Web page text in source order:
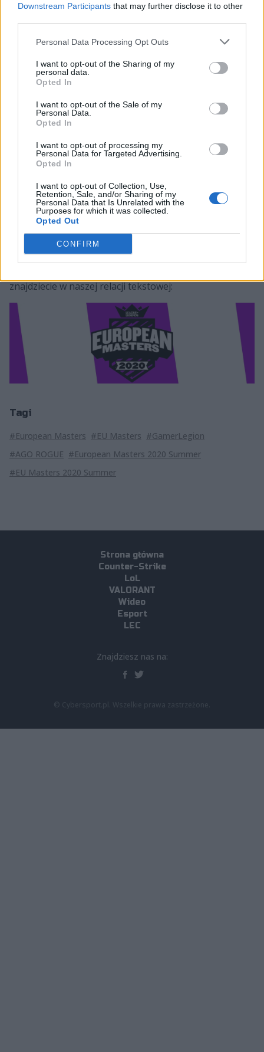
Downstream Participants that may further disclose it to other
Personal Data Processing Opt Outs
I want to opt-out of the Sharing of my
personal data.
Opted In
I want to opt-out of the Sale of my
Personal Data.
Opted In
I want to opt-out of processing my
Personal Data for Targeted Advertising.
Opted In
I want to opt-out of Collection, Use,
Retention, Sale, and/or Sharing of my
Personal Data that Is Unrelated with the
Purposes for which it was collected.
Opted Out
CONFIRM
Wykorzystując potencjał Ziggsa oraz zdobytego
Herolda GamerLegion zniszczyło w przeciągu niespełna
pół minuty wszystkie trzy wieże na górnej linii. Na
szczęście ekipy z Ultraligi wygrała ona kolejny
teamfight i pod nieobecność wrogów zgarnęła Barona.
To pozwoliło RGO przejąć inicjatywę i rozpocząć
się otwarciem drogi do bazy, to wysunęło ekipę z Polski
na dość solidne prowadzenie. W 32. minucie wygrana
kropkę nad i.
ten tydzień. Na powrót zmagań w ramach fazy
grupowej European Masters będziemy musieli
poczekać blisko dwa tygodnie, bo aż do 9 września.
Tego dnia dowiemy się, czy AGO ROGUE wywalczy
awans do play-offów, czy też będzie pierwszą drużyną z
Ultraligi, która na dobre utraci szanse na awans. Więcej
znajdziecie w naszej relacji tekstowej:
Tagi
#European Masters #EU Masters #GamerLegion
#AGO ROGUE #European Masters 2020 Summer
#EU Masters 2020 Summer
Strona główna
Counter-Strike
LoL
VALORANT
Wideo
Esport
LEC
Znajdziesz nas na: